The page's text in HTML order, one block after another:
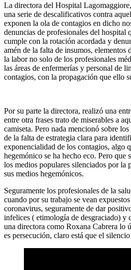
La directora del Hospital
una serie de descalificativos contra
exponen la ola de contagios en dicho
denuncias de profesionales del hospital
cumple con la rotación acordada y
amén de la falta de insumos, elementos
la labor no solo de los profesionales
las áreas de enfermerías y personal de
contagios, con la propagación que ello
Por su parte la directora, realizó una
entre otra frases trato de miserables a
camiseta. Pero nada mencionó sobre
de la falta de estrategia clara para
exponencialidad de los contagios, algo
hegemónico se ha hecho eco. Pero que
los medios populares silenciados por la
sus medios hegemónicos.
Seguramente los profesionales de la
cuando por su trabajo se vean
coronavirus, seguramente de dar
infelices ( etimología de desgraciado) y
una directora como Roxana Cabrera lo
es persecución, claro está que el